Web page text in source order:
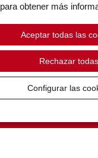
POLÍTICA DE
PRIVACIDAD
CONTACTO
para obtener más
Aceptar todas las
Rechazar todas
Configurar las